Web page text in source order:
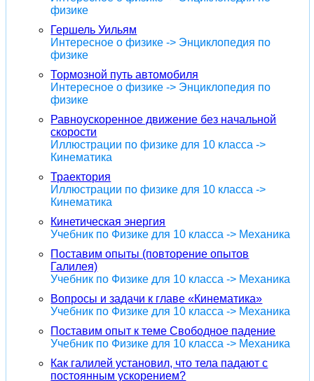
физике
Гершель Уильям
Интересное о физике -> Энциклопедия по
физике
Тормозной путь автомобиля
Интересное о физике -> Энциклопедия по
физике
Равноускоренное движение без начальной
скорости
Иллюстрации по физике для 10 класса ->
Кинематика
Траектория
Иллюстрации по физике для 10 класса ->
Кинематика
Кинетическая энергия
Учебник по Физике для 10 класса -> Механика
Поставим опыты (повторение опытов
Галилея)
Учебник по Физике для 10 класса -> Механика
Вопросы и задачи к главе «Кинематика»
Учебник по Физике для 10 класса -> Механика
Поставим опыт к теме Свободное падение
Учебник по Физике для 10 класса -> Механика
Как галилей установил, что тела падают с
постоянным ускорением?